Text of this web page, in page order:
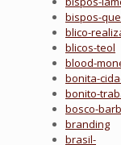
bispos-que
blico-
blicos-teol
blood-
bonita-
bonito-
bosco-
branding
brasil-